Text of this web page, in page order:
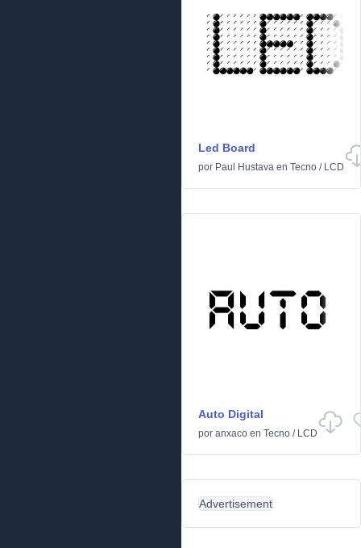
Led Board
por Paul Hustava en Tecno / LCD
Auto Digital
por anxaco en Tecno / LCD
Advertisement